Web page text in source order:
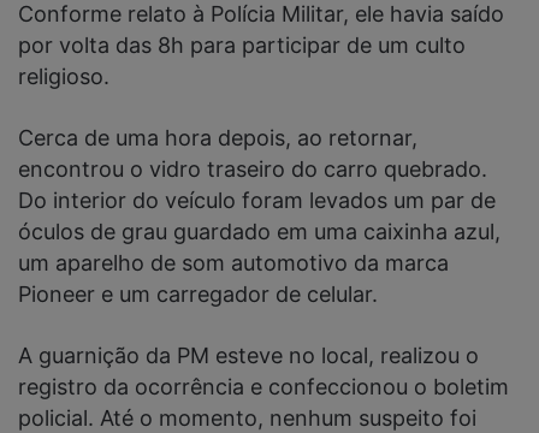
Conforme relato à Polícia Militar, ele havia saído
por volta das 8h para participar de um culto
religioso.
Cerca de uma hora depois, ao retornar,
encontrou o vidro traseiro do carro quebrado.
Do interior do veículo foram levados um par de
óculos de grau guardado em uma caixinha azul,
um aparelho de som automotivo da marca
Pioneer e um carregador de celular.
A guarnição da PM esteve no local, realizou o
registro da ocorrência e confeccionou o boletim
policial. Até o momento, nenhum suspeito foi